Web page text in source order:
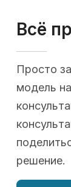
Всё
Просто
модель
решение.